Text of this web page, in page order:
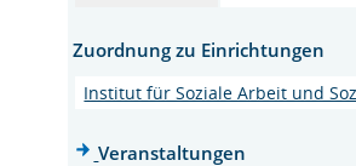
Zuordnung zu Einrichtungen
Institut für Soziale Arbeit und
Veranstaltungen